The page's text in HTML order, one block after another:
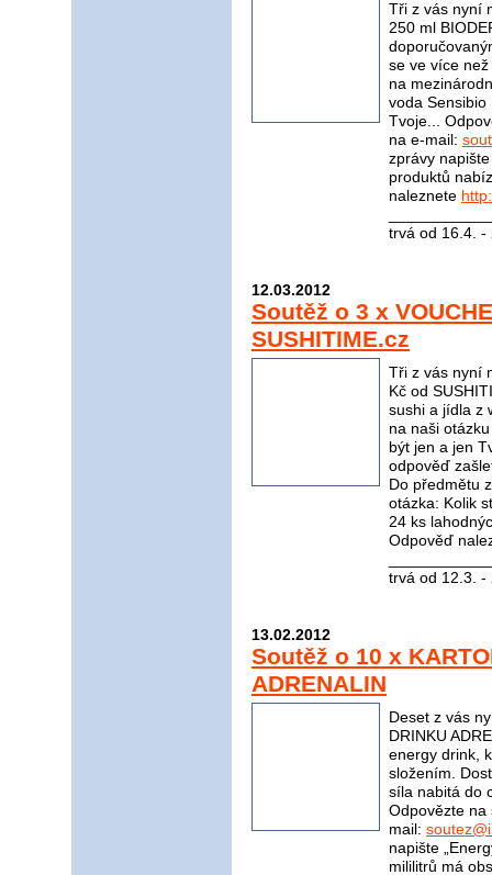
Tři z vás nyní
250 ml
se ve více
na
voda Sensibio
Tvoje...
na e-mail:
zprávy
produktů
naleznete
trvá od 16.4.
12.03.2012
Soutěž o 3 x
SUSHITIME.cz
Tři z vás nyní
Kč od
sushi a jídla z
na naši
být jen a jen
odpověď
Do předmětu
otázka: Kolik
24 ks
Odpověď
trvá od 12.3.
13.02.2012
Soutěž o 10 x
ADRENALIN
Deset z vás
DRINKU
energy drink,
složením.
síla nabitá do
Odpovězte na
mail:
napište
mililitrů má